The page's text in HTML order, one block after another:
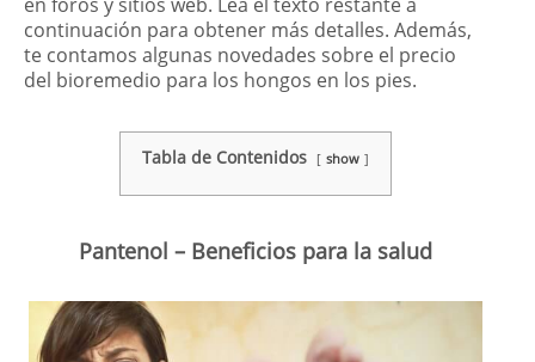
continuación para obtener más detalles. Además,
te contamos algunas novedades sobre el precio
del bioremedio para los hongos en los pies.
Tabla de Contenidos show
Pantenol – Beneficios para la salud